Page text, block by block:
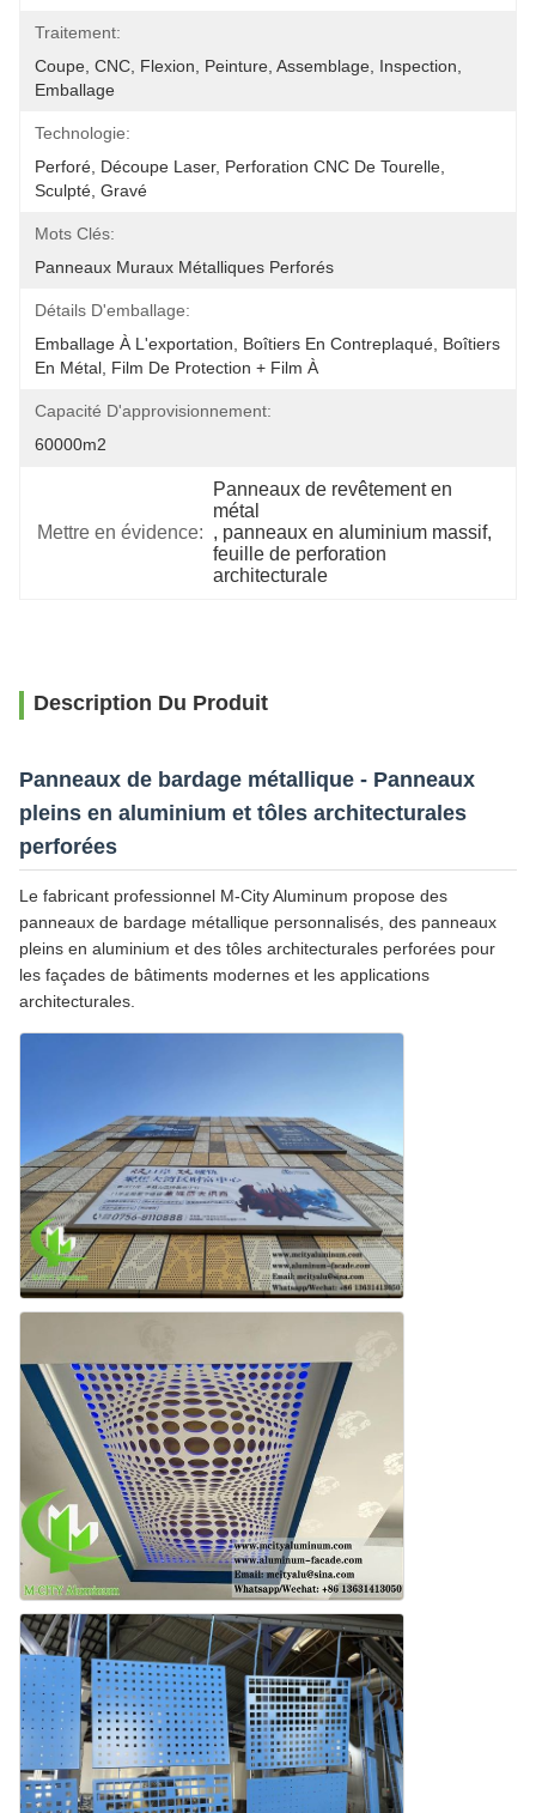
Traitement:
Coupe, CNC, Flexion, Peinture, Assemblage, Inspection,
Emballage
Technologie:
Perforé, Découpe Laser, Perforation CNC De Tourelle,
Sculpté, Gravé
Mots Clés:
Panneaux Muraux Métalliques Perforés
Détails D'emballage:
Emballage À L'exportation, Boîtiers En Contreplaqué, Boîtiers
En Métal, Film De Protection + Film À
Capacité D'approvisionnement:
60000m2
Mettre en évidence:
Panneaux de revêtement en
métal
, panneaux en aluminium massif
feuille de perforation
architecturale
Description Du Produit
Panneaux de bardage métallique - Panneaux
pleins en aluminium et tôles architecturales
perforées
Le fabricant professionnel M-City Aluminum propose des
panneaux de bardage métallique personnalisés, des panneaux
pleins en aluminium et des tôles architecturales perforées pour
les façades de bâtiments modernes et les applications
architecturales.